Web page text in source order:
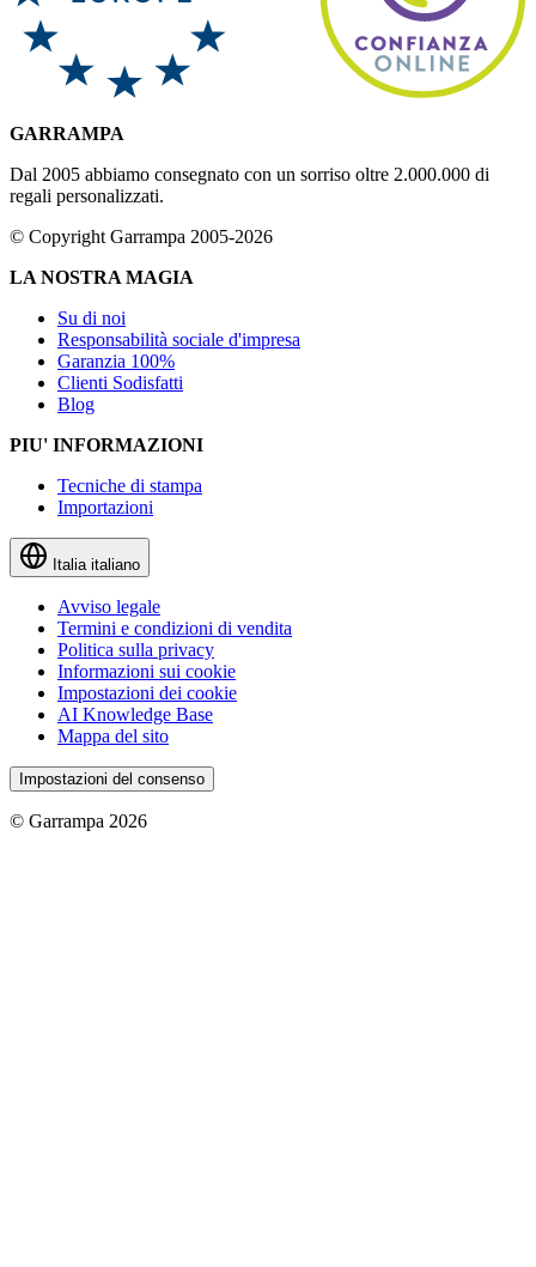
GARRAMPA
Dal 2005 abbiamo consegnato con un sorriso oltre 2.000.000 di
regali personalizzati.
© Copyright Garrampa 2005-2026
LA NOSTRA MAGIA
Su di noi
Responsabilità sociale d'impresa
Garanzia 100%
Clienti Sodisfatti
Blog
PIU' INFORMAZIONI
Tecniche di stampa
Importazioni
Italia italiano
Avviso legale
Termini e condizioni di vendita
Politica sulla privacy
Informazioni sui cookie
Impostazioni dei cookie
AI Knowledge Base
Mappa del sito
Impostazioni del consenso
© Garrampa 2026